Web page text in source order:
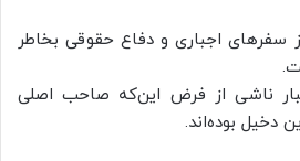
سفرهای اجباری و دفاع حقوقی بخاطر
ناشی از فرض این‌که صاحب اصلی
دخیل بوده‌اند.